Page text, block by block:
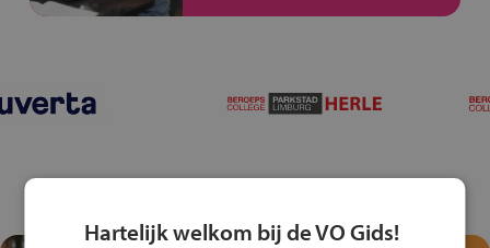
Hartelijk welkom bij de VO Gids!